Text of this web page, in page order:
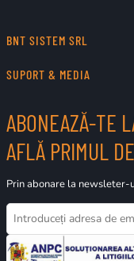
BNT SISTEM SRL
SUPORT & MEDIA
ABONEAZĂ-TE
AFLĂ PRIMUL
Prin abonare la newsleter-